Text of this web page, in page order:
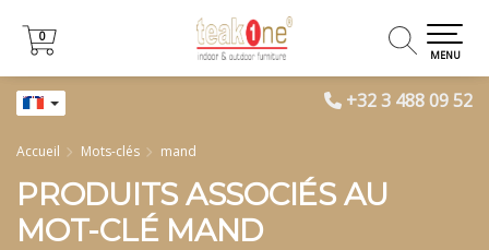
+32 3 488 09 52
0
0
MENU
Accueil Mots-clés mand
PRODUITS ASSOCIÉS AU
MOT-CLÉ MAND